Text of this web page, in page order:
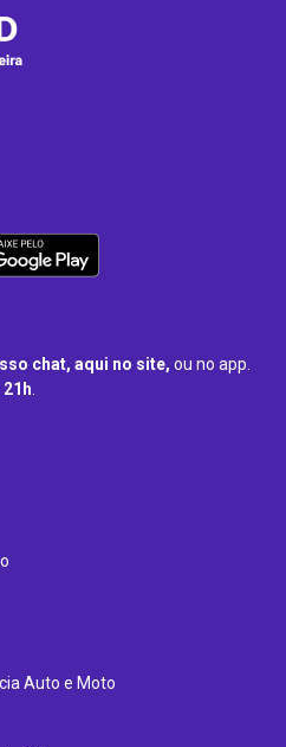
chat, aqui no site, ou no app.
.
Auto e Moto